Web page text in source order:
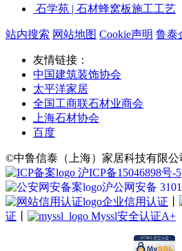
石学苑 | 石材蜂窝板施工工艺
站内搜索 网站地图 Cookie声明 鲁泰
友情链接：
中国建筑装饰协会
太平洋家居
全国工商联石材业商会
上海石材协会
百度
©中鲁信泰（上海）家居科技有限公
沪ICP备15046898号-5
沪公网安备
企业信用认证
证
Myssl安全认证A+